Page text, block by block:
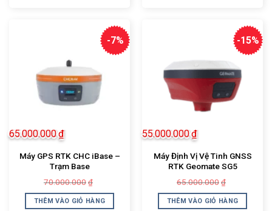
-7%
Máy GPS RTK CHC iBase –
Trạm Base
70.000.000 ₫
là:
70.000.000₫.
65.000.000₫
tại
là:
THÊM VÀO GIỎ HÀNG
-15%
Máy Định Vị Vệ Tinh GNSS
RTK Geomate SG5
65.000.000 ₫
là:
55.000.000₫
tại
là:
THÊM VÀO GIỎ HÀNG